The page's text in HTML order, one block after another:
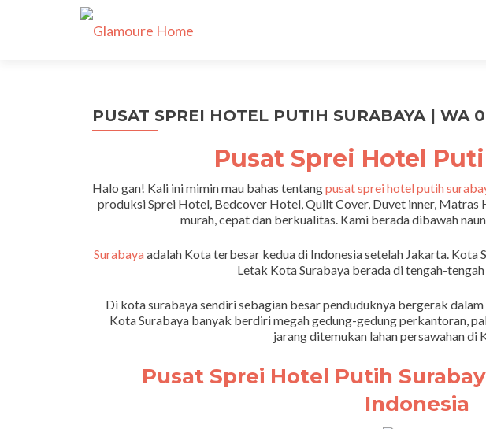
PUSAT SPREI HOTEL PUTIH SURABAYA | WA
Pusat Sprei Hotel
Halo gan! Kali ini mimin mau bahas tentangpusat sprei hotel putih
produksi Sprei Hotel, Bedcover Hotel, Quilt Cover, Duvet inner, Matras
murah, cepat dan berkualitas. Kami berada dibawah
Surabayaadalah Kota terbesar kedua di Indonesia setelah Jakarta. Kota
Letak Kota Surabaya berada di tengah-
Di kota surabaya sendiri sebagian besar penduduknya bergerak
Kota Surabaya banyak berdiri megah gedung-gedung perkantoran,
jarang ditemukan lahan persawahan di
Pusat Sprei Hotel Putih
Indonesia